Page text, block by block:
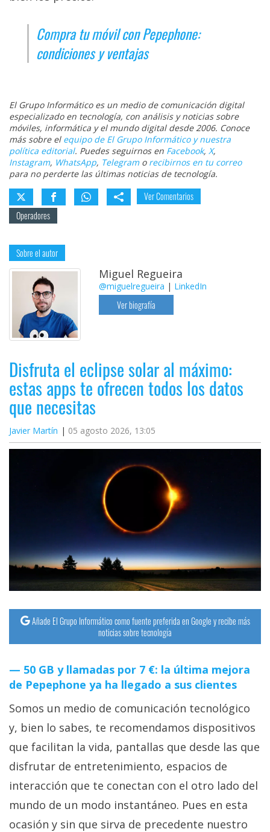
Compra tu móvil con Pepephone:
condiciones y ventajas
El Grupo Informático es un medio de comunicación digital
especializado en tecnología, con análisis y noticias sobre
móviles, informática y el mundo digital desde 2006. Conoce
más sobre el equipo de El Grupo Informático y nuestra
política editorial. Puedes seguirnos en Facebook, X,
Instagram, WhatsApp, Telegramo recibirnos en tu correo
para no perderte las últimas noticias de tecnología.
Ver Comentarios
Operadores
Sobre el autor
Miguel Regueira
@miguelregueira | LinkedIn
Ver biografía
Disfruta el eclipse solar al máximo:
estas apps te ofrecen todos los datos
que necesitas
Javier Martín 05 agosto 2026, 13:05
Añade El Grupo Informático como fuente preferida en Google y recibe más
noticias sobre tecnología
50 GB y llamadas por 7 €: la última mejora
de Pepephone ya ha llegado a sus clientes
Somos un medio de comunicación tecnológico
y, bien lo sabes, te recomendamos dispositivos
que facilitan la vida, pantallas que desde las que
disfrutar de entretenimiento, espacios de
interacción que te conectan con el otro lado del
mundo de un modo instantáneo. Pues en esta
ocasión y sin que sirva de precedente nuestro